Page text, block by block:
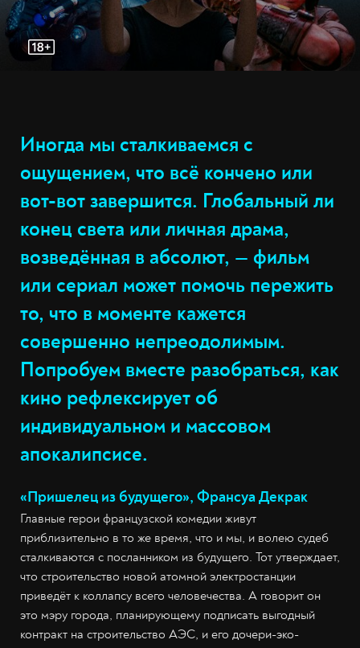
Иногда мы сталкиваемся с
ощущением, что всё кончено или
вот-вот завершится. Глобальный ли
конец света или личная драма,
возведённая в абсолют, — фильм
или сериал может помочь пережить
то, что в моменте кажется
совершенно непреодолимым.
Попробуем вместе разобраться, как
кино рефлексирует об
индивидуальном и массовом
апокалипсисе.
«Пришелец из будущего», Франсуа Декрак
Главные герои французской комедии живут
приблизительно в то же время, что и мы, и волею судеб
сталкиваются с посланником из будущего. Тот утверждает,
что строительство новой атомной электростанции
приведёт к коллапсу всего человечества. А говорит он
это мэру города, планирующему подписать выгодный
контракт на строительство АЭС, и его дочери-эко-